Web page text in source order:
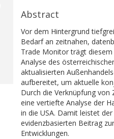
Abstract
Vor dem Hintergrund
Bedarf an zeitnahen,
Trade Monitor trägt
Analyse des
aktualisierten
aufbereitet, um aktuelle
Durch die Verknüpfung
eine vertiefte Analyse der
in die USA. Damit leistet
evidenzbasierten Beitrag
Entwicklungen.